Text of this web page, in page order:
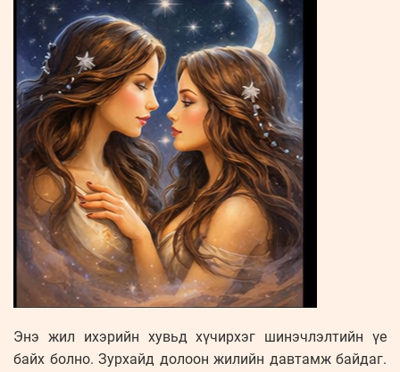
Энэ жил ихэрийн хувьд хүчирхэг шинэчлэлтийн үе
байх болно. Зурхайд долоон жилийн давтамж байдаг.